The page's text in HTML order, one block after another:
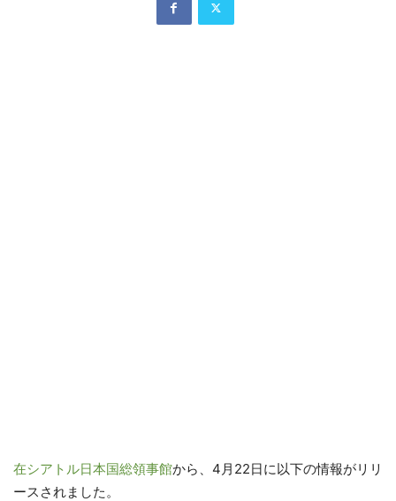
在シアトル日本国総領事館から、4月22日に以下の情報がリリ
ースされました。